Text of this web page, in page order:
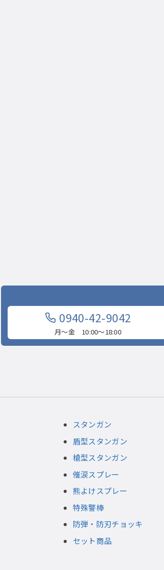
0940-42-9042
月〜金 10:00〜18:00
スタンガン
盾型スタンガン
槍型スタンガン
催涙スプレー
熊よけスプレー
特殊警棒
防弾・防刃チョッキ
セット商品